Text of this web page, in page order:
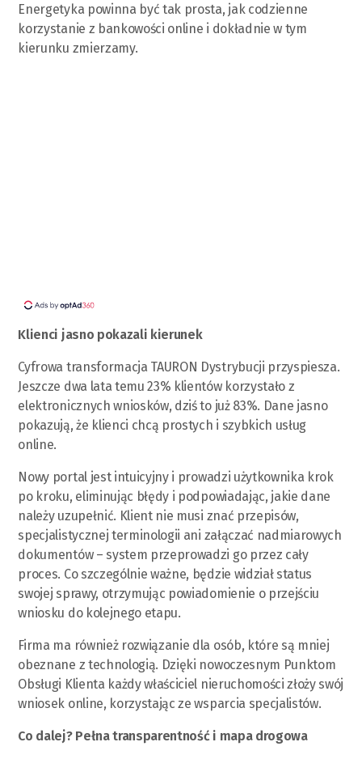
Energetyka powinna być tak prosta, jak codzienne
korzystanie z bankowości online i dokładnie w tym
kierunku zmierzamy.
Klienci jasno pokazali kierunek
Cyfrowa transformacja TAURON Dystrybucji przyspiesza.
Jeszcze dwa lata temu 23% klientów korzystało z
elektronicznych wniosków, dziś to już 83%. Dane jasno
pokazują, że klienci chcą prostych i szybkich usług
online.
Nowy portal jest intuicyjny i prowadzi użytkownika krok
po kroku, eliminując błędy i podpowiadając, jakie dane
należy uzupełnić. Klient nie musi znać przepisów,
specjalistycznej terminologii ani załączać nadmiarowych
dokumentów – system przeprowadzi go przez cały
proces. Co szczególnie ważne, będzie widział status
swojej sprawy, otrzymując powiadomienie o przejściu
wniosku do kolejnego etapu.
Firma ma również rozwiązanie dla osób, które są mniej
obeznane z technologią. Dzięki nowoczesnym Punktom
Obsługi Klienta każdy właściciel nieruchomości złoży swój
wniosek online, korzystając ze wsparcia specjalistów.
Co dalej? Pełna transparentność i mapa drogowa